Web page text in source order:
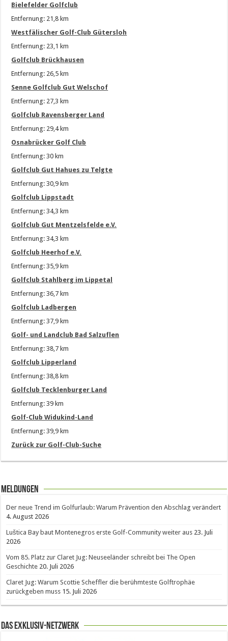
Bielefelder Golfclub
Entfernung: 21,8 km
Westfälischer Golf-Club Gütersloh
Entfernung: 23,1 km
Golfclub Brückhausen
Entfernung: 26,5 km
Senne Golfclub Gut Welschof
Entfernung: 27,3 km
Golfclub Ravensberger Land
Entfernung: 29,4 km
Osnabrücker Golf Club
Entfernung: 30 km
Golfclub Gut Hahues zu Telgte
Entfernung: 30,9 km
Golfclub Lippstadt
Entfernung: 34,3 km
Golfclub Gut Mentzelsfelde e.V.
Entfernung: 34,3 km
Golfclub Heerhof e.V.
Entfernung: 35,9 km
Golfclub Stahlberg im Lippetal
Entfernung: 36,7 km
Golfclub Ladbergen
Entfernung: 37,9 km
Golf- und Landclub Bad Salzuflen
Entfernung: 38,7 km
Golfclub Lipperland
Entfernung: 38,8 km
Golfclub Tecklenburger Land
Entfernung: 39 km
Golf-Club Widukind-Land
Entfernung: 39,9 km
Zurück zur Golf-Club-Suche
Meldungen
Der neue Trend im Golfurlaub: Warum Prävention den Abschlag verändert
4. August 2026
Luštica Bay baut Montenegros erste Golf-Community weiter aus 23. Juli
2026
Vom 85. Platz zur Claret Jug: Neuseeländer schreibt bei The Open
Geschichte 20. Juli 2026
Claret Jug: Warum Scottie Scheffler die berühmteste Golftrophäe
zurückgeben muss 15. Juli 2026
Das Exklusiv-Netzwerk